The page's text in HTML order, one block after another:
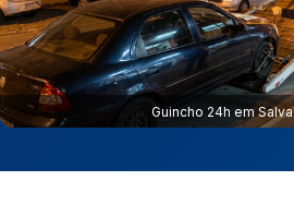
Guincho 24h em